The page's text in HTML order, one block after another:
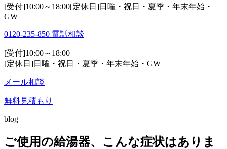
[受付]10:00～18:00[定休日]日曜・祝日・夏季・年末年始・
GW
0120-235-850 電話相談
[受付]10:00～18:00
[定休日]日曜・祝日・夏季・年末年始・GW
メール相談
無料見積もり
blog
ご使用の給湯器、こんな症状はありま